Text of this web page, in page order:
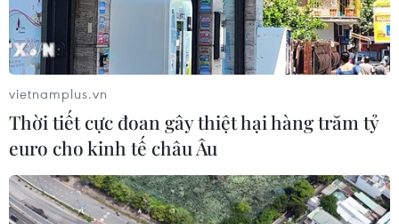
vietnamplus.vn
Thời tiết cực đoan gây thiệt hại hàng trăm tỷ
euro cho kinh tế châu Âu